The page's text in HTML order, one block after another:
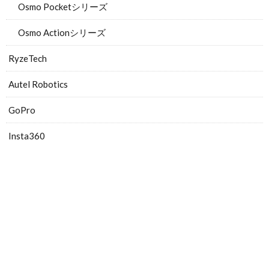
Osmo Pocketシリーズ
Osmo Actionシリーズ
RyzeTech
Autel Robotics
GoPro
Insta360